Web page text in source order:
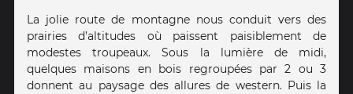
La jolie route de montagne nous conduit vers des
prairies d’altitudes où paissent paisiblement de
modestes troupeaux. Sous la lumière de midi,
quelques maisons en bois regroupées par 2 ou 3
donnent au paysage des allures de western. Puis la